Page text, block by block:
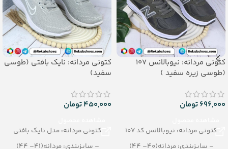
کتونی مردانه: نیوبالانس 107
(طوسی زیره سفید )
696,000تومان
کتونی مردانه: نیوبالانس کد 107
– سایزبندی: مردانه(40– 44)
کتونی مردانه: نایک بافتی (طوسی
سفید)
450,000تومان
کتونی مردانه: مدل نایک بافتی
– سایزبندی: مردانه(41– 44)